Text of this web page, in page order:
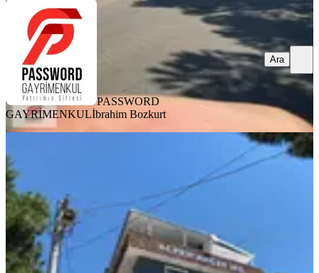
PASSWORD
GAYRİMENKULİbrahim Bozkurt
Ara
Bornova Atatürk Mahallesi'nde
Bornova, Atatürk Mahallesi
130 m²·2. Kat
5.250.000 ₺